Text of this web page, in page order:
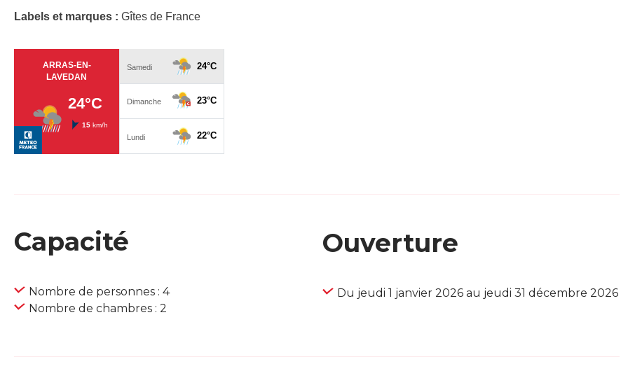
Labels et marques : Gîtes de France
Capacité
Nombre de personnes : 4
Nombre de chambres : 2
Ouverture
Du jeudi 1 janvier 2026 au jeudi 31 décembre 2026